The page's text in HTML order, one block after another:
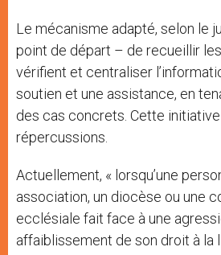
Le mécanisme adapté, selon le
point de départ – de recueillir
vérifient et centraliser
soutien et une assistance, en
des cas concrets. Cette
répercussions.
Actuellement, « lorsqu’une
association, un diocèse ou une
ecclésiale fait face à une
affaiblissement de son droit à la